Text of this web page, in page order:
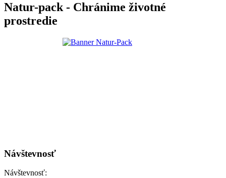
Natur-pack - Chránime životné
prostredie
Návštevnosť
Návštevnosť: